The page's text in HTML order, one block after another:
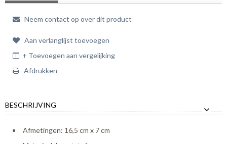
Neem contact op over dit product
Aan verlanglijst toevoegen
+ Toevoegen aan vergelijking
Afdrukken
BESCHRIJVING
Afmetingen: 16,5 cm x 7 cm